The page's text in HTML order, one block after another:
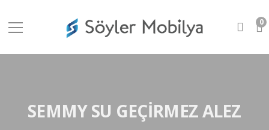
0
SEMMY SU GEÇIRMEZ ALEZ